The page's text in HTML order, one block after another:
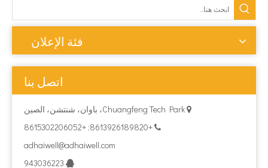
فئة الإعلان
اتصل بنا
 Chuangfeng Tech Park، باوان، شنتشن، الصين

+8613926189820; +8615302206052
adhaiwell@adhaiwell.com
